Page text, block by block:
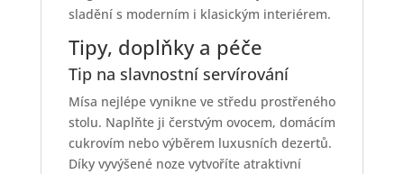
sladění s moderním i klasickým interiérem.
Tipy, doplňky a péče
Tip na slavnostní servírování
Mísa nejlépe vynikne ve středu prostřeného
stolu. Naplňte ji čerstvým ovocem, domácím
cukrovím nebo výběrem luxusních dezertů.
Díky vyvýšené noze vytvoříte atraktivní